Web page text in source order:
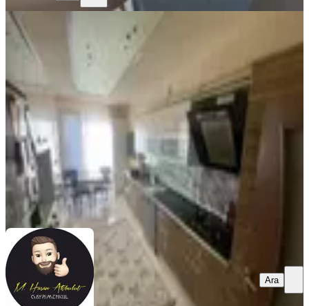
YENİ
Özhan'dan Yukarı Çöşnük
Mahallesin'de 4+1 Satılık Daire
4+1 · 1. Kat ·03.08.2026
5.850.000 ₺
HASAN AKBULUT GAYRİMENKUL Mehmet Sinan Özhan
Ara
Ara